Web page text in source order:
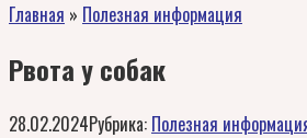
Главная » Полезная информация
Рвота у собак
28.02.2024Рубрика: Полезная